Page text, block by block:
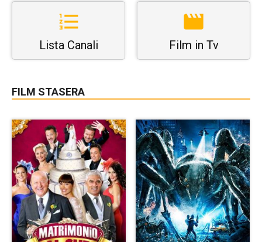
Lista Canali Film in Tv
FILM STASERA